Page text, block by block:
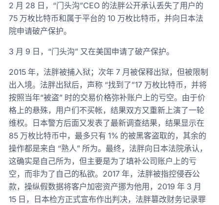
2 月 28 日，“门头沟”CEO 的法胖公开承认丢失了用户的
75 万枚比特币和属于平台的 10 万枚比特币，并向日本法
院申请破产保护。
3 月 9 日，“门头沟” 又在美国申请了破产保护。
2015 年，法胖被捕入狱；次年 7 月被保释出狱，但被限制
出入境。法胖出狱后，声称 “找到了”17 万枚比特币，并将
按照当年“被盗” 时的交易价格弥补账户上的亏空。由于价
格上的悬殊，用户们不买帐，结果双方又重新上演了一轮
维权。日本警方后面又发表了最新调查结果，结果显示在
85 万枚比特币中，最多只有 1% 的被黑客盗取的，其余的
操作都是来自 “熟人” 所为。最终，法胖向日本法院承认，
这确实是自己所为，但主要是为了填补公司账户上的亏
空，而非为了自己的私欲。2017 年，法胖被指控侵吞公
款，操纵假数据将客户加密资产挪为他用，2019 年 3 月
15 日，日本检方正式宣布作出判决，法胖篡改财务记录罪